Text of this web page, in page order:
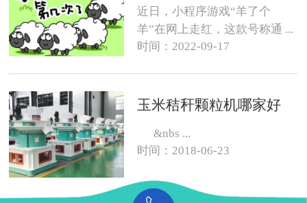
近日，小程序游戏“羊了个
羊”在网上走红，这款号称通 ...
时间：2022-09-17
玉米秸秆颗粒机哪家好
&nbs ...
时间：2018-06-23